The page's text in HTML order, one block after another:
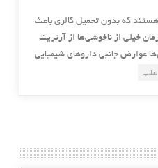
که بدون تحمیل کالری باعث
خیلی از ناخوشی‌ها از آرتریت
عوارض جانبی داروهای شیمیایی
مطلب